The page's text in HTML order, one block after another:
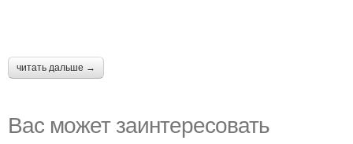
читать дальше →
Вас может заинтересовать